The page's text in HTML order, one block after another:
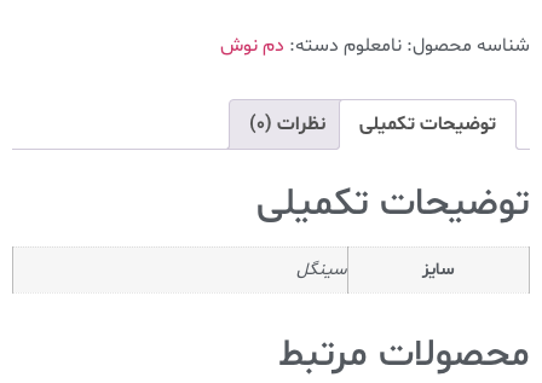
شناسه محصول: نامعلوم دسته: دم نوش
توضیحات تکمیلی نظرات (0)
توضیحات تکمیلی
سایز سینگل
محصولات مرتبط